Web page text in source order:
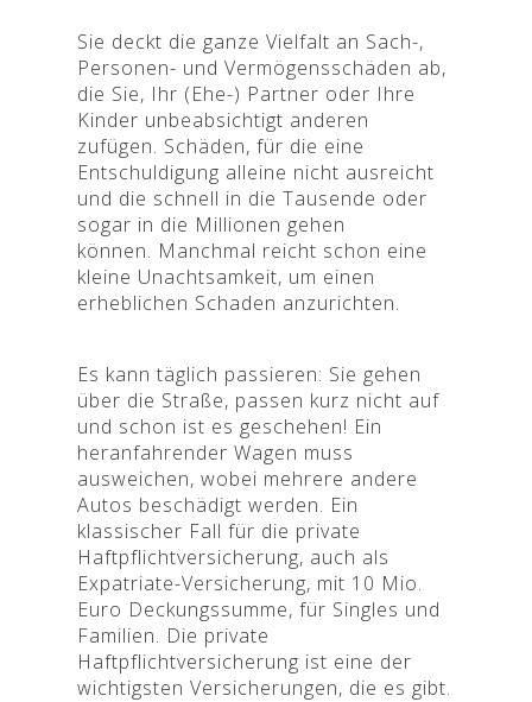
Sie deckt die ganze Vielfalt an Sach-,
Personen- und Vermögensschäden ab,
die Sie, Ihr (Ehe-) Partner oder Ihre
Kinder unbeabsichtigt anderen
zufügen. Schäden, für die eine
Entschuldigung alleine nicht ausreicht
und die schnell in die Tausende oder
sogar in die Millionen gehen
können. Manchmal reicht schon eine
kleine Unachtsamkeit, um einen
erheblichen Schaden anzurichten.
Es kann täglich passieren: Sie gehen
über die Straße, passen kurz nicht auf
und schon ist es geschehen! Ein
heranfahrender Wagen muss
ausweichen, wobei mehrere andere
Autos beschädigt werden. Ein
klassischer Fall für die private
Haftpflichtversicherung, auch als
Expatriate-Versicherung, mit 10 Mio.
Euro Deckungssumme, für Singles und
Familien. Die private
Haftpflichtversicherung ist eine der
wichtigsten Versicherungen, die es gibt.